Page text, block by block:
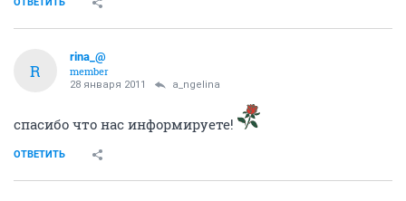
R
rina_@
member
28 января 2011 a_ngelina
спасибо что нас информируете!
ОТВЕТИТЬ